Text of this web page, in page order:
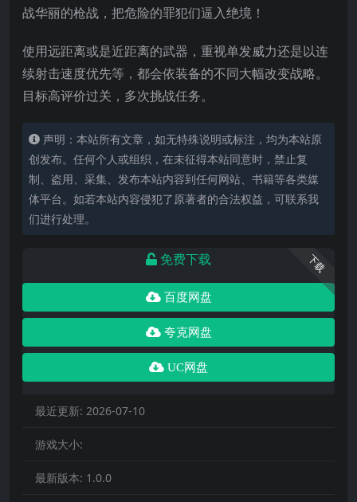
战华丽的枪战，把危险的罪犯们逼入绝境！
使用远距离或是近距离的武器，重视单发威力还是以连
续射击速度优先等，都会依装备的不同大幅改变战略。
目标高评价过关，多次挑战任务。
声明：本站所有文章，如无特殊说明或标注，均为本站原
创发布。任何个人或组织，在未征得本站同意时，禁止复
制、盗用、采集、发布本站内容到任何网站、书籍等各类媒
体平台。如若本站内容侵犯了原著者的合法权益，可联系我
们进行处理。
下载
免费下载
百度网盘
夸克网盘
UC网盘
最近更新: 2026-07-10
游戏大小:
最新版本: 1.0.0